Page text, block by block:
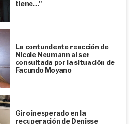
tiene…"
La contundente reacción de
Nicole Neumann al ser
consultada por la situación de
Facundo Moyano
Giro inesperado en la
recuperación de Denisse